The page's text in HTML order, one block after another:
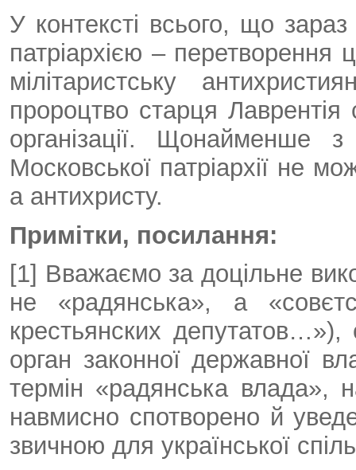
У контексті всього, що
патріархією – перетворення
мілітаристську
пророцтво старця Лаврентія
організації.
Московської патріархії не
а антихристу.
Примітки, посилання:
[1] Вважаємо за доцільне
не «радянська», а
крестьянских депутатов…»),
орган законної державної
термін «радянська влада»,
навмисно спотворено й
звичною для української